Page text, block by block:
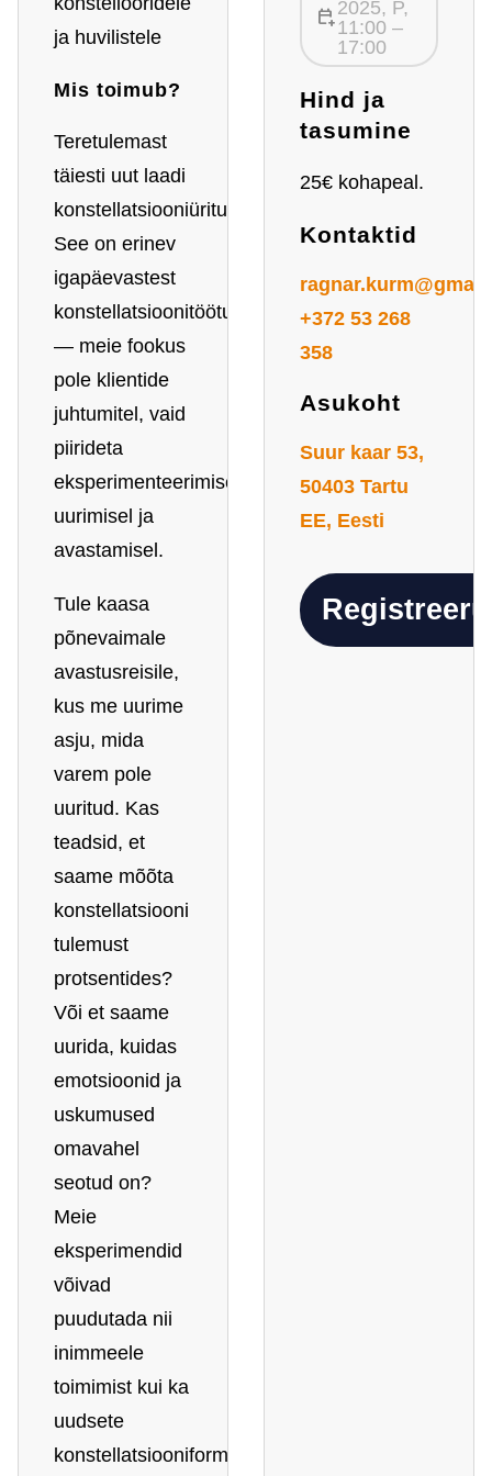
ja huvilistele
Mis toimub?
Teretulemast
täiesti uut laadi
konstellatsiooniüritusele!
See on erinev
igapäevastest
konstellatsioonitöötubadest
— meie fookus
pole klientide
juhtumitel, vaid
piirideta
eksperimenteerimisel,
uurimisel ja
avastamisel.
Tule kaasa
põnevaimale
avastusreisile,
kus me uurime
asju, mida
varem pole
uuritud. Kas
teadsid, et
saame mõõta
konstellatsiooni
tulemust
protsentides?
Või et saame
uurida, kuidas
emotsioonid ja
uskumused
omavahel
seotud on?
Meie
eksperimendid
võivad
puudutada nii
inimmeele
toimimist kui ka
uudsete
konstellatsiooniformaatide
calendar_add_on2025, P,
11:00 –
17:00
Hind ja
tasumine
25€ kohapeal.
Kontaktid
+372 53 268
358
Asukoht
Suur kaar 53,
50403 Tartu
EE, Eesti